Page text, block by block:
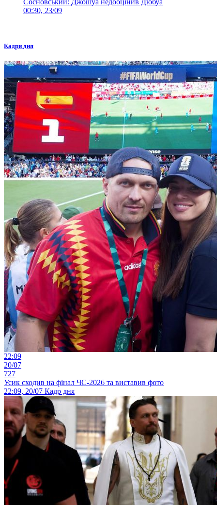
Сосновський: Джошуа недооцінив Дюбуа
00:30, 23/09
Кадри дня
22:09
20/07
727
Усик сходив на фінал ЧС-2026 та виставив фото
22:09, 20/07 Кадр дня